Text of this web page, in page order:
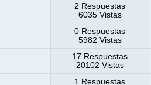
2 Respuestas
6035 Vistas
0 Respuestas
5982 Vistas
17 Respuestas
20102 Vistas
1 Respuestas